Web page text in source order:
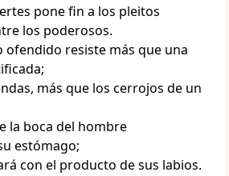
pone fin a los pleitos
los poderosos.
ofendido resiste más que una
más que los cerrojos de un
la boca del hombre
estómago;
con el producto de sus labios.